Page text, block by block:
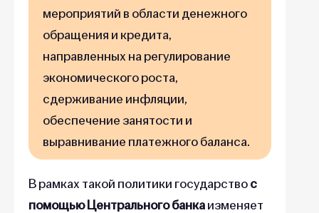
мероприятий в области денежного
обращения и кредита,
направленных на регулирование
экономического роста,
сдерживание инфляции,
обеспечение занятости и
выравнивание платежного баланса.
В рамках такой политики государствос
помощью Центрального банкаизменяет